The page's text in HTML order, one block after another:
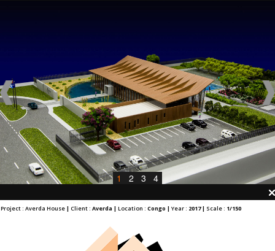
1 2 3 4
Project : Averda House | Client : Averda | Location : Congo | Year : 2017 | Scale : 1/150